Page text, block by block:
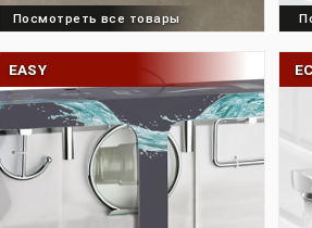
Посмотреть все товары